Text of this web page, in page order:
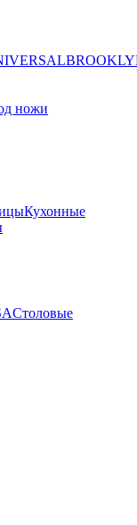
ножи
Кухонные
Столовые